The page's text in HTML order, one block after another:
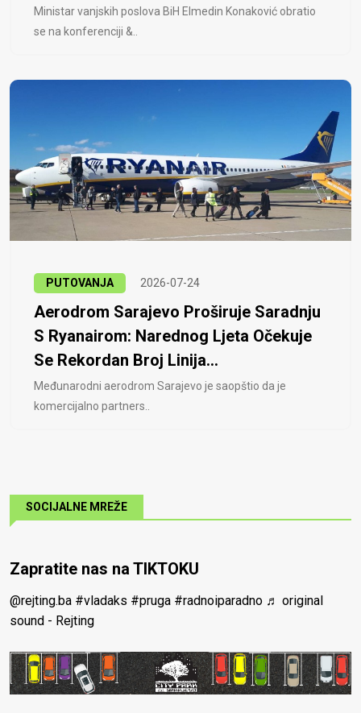
Ministar vanjskih poslova BiH Elmedin Konaković obratio
se na konferenciji &..
PUTOVANJA 2026-07-24
Aerodrom Sarajevo Proširuje Saradnju
S Ryanairom: Narednog Ljeta Očekuje
Se Rekordan Broj Linija...
Međunarodni aerodrom Sarajevo je saopštio da je
komercijalno partners..
SOCIJALNE MREŽE
Zapratite nas na TIKTOKU
@rejting.ba #vladaks #pruga #radnoiparadno ♬ original
sound - Rejting